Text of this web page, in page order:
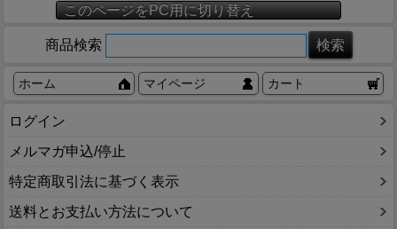
このページをPC用に切り替え
商品検索
ホーム マイページ カート
ログイン
メルマガ申込/停止
特定商取引法に基づく表示
送料とお支払い方法について